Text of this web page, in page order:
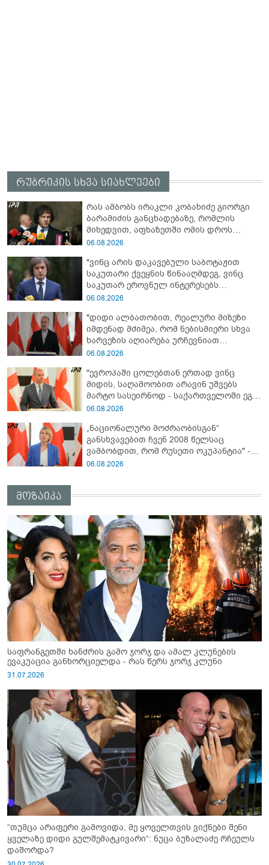
რუბრიკის სხვა სიახლეები
რას ამბობს ირაკლი კობახიძე გიორგი
ბარამიძის განცხადებაზე, რომლის
მიხედვით, აფხაზეთში ომის დროს
„ჩვენებს ტყვეები არ აჰყავდათ"
06.08.2026
"ვინც არის დაკავებული საბოტაჟით
საკუთარი ქვეყნის წინააღმდეგ, ვინც
საკუთარ ეროვნულ ინტერესებს
უპირისპირდება, ყველამ უნდა იცოდეს,
ირაკლი კობახიძე
06.08.2026
"დიდი ალბათობით, რეალური მიზეზი
იმდენად მძიმეა, რომ ნებისმიერი სხვა
ხარვეზის აღიარება ურჩევნიათ
ნამდვილი მიზეზის გამოაშკარავებას" -
გათიშვაზე
06.08.2026
"ევროპაში ცოლებთან ერთად ვინც
მიდის, საღამოობით არავინ უშვებს
მარტო სასეირნოდ - საქართველოში ეგ
პრობლემა არ არის!" - ლევან
06.08.2026
„ნაციონალური მოძრაობისგან“
განსხვავებით ჩვენ 2008 წელსაც
ვამბობდით, რომ რუსეთი ოკუპანტია" -
ნინო წილოსანი
06.08.2026
მოზაიკა
საფრანგეთში ხანძრის გამო ჯორჯ და ამალ კლუნების
ევაკუაცია განხორციელდა - რას წერს ჯორჯ კლუნი
31.07.2026
“თუმცა არაფერი გამოვიდა, მე ყოველთვის ვიქნები შენი
ყველაზე დიდი გულშემატკივარი“: ნუცა ბუზალაძე რჩეულს
დაშორდა?